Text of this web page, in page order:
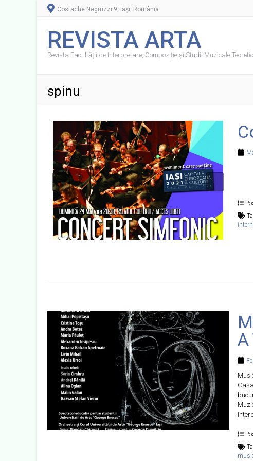
Costache Negruzzi 9, Iași, România
REVISTA ARTA
Revista Facultății de Interpretare, Compoziție și Studii Muzicale
spinu
A